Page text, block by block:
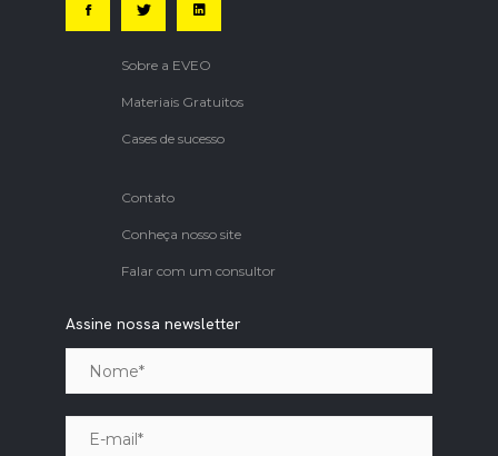
Sobre a EVEO
Materiais Gratuitos
Cases de sucesso
Contato
Conheça nosso site
Falar com um consultor
Assine nossa newsletter